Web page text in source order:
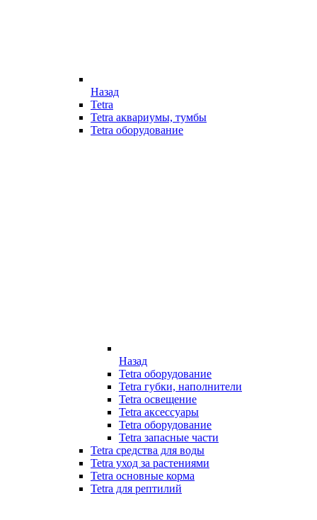
Назад
Tetra
Tetra аквариумы, тумбы
Tetra оборудование
Назад
Tetra оборудование
Tetra губки, наполнители
Tetra освещение
Tetra аксессуары
Tetra оборудование
Tetra запасные части
Tetra средства для воды
Tetra уход за растениями
Tetra основные корма
Tetra для рептилий